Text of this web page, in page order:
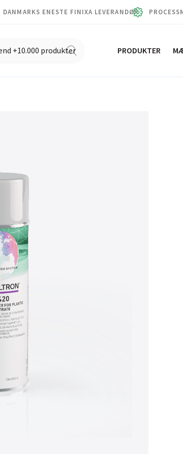
DANMARKS ENESTE FINIXA LEVERANDØR
PRODUKTER